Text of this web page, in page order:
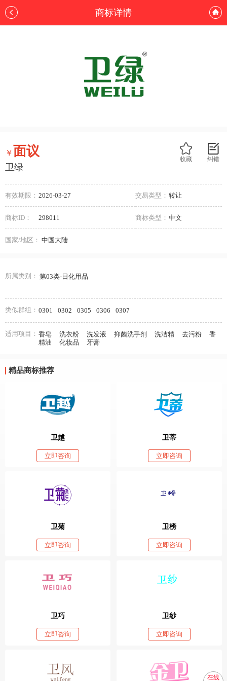
商标详情
纠错
收藏
￥面议
卫绿
有效期限： 2026-03-27 交易类型： 转让
商标ID： 298011 商标类型： 中文
国家/地区： 中国大陆
所属类别： 第03类-日化用品
类似群组： 0301 0302 0305 0306 0307
适用项目： 香皂 洗衣粉 洗发液 抑菌洗手剂 洗洁精 去污粉
香
精油
化妆品 牙膏
精品商标推荐
卫越
立即咨询
卫蒂
立即咨询
卫菊
立即咨询
卫榜
立即咨询
卫巧
立即咨询
卫纱
立即咨询
在线